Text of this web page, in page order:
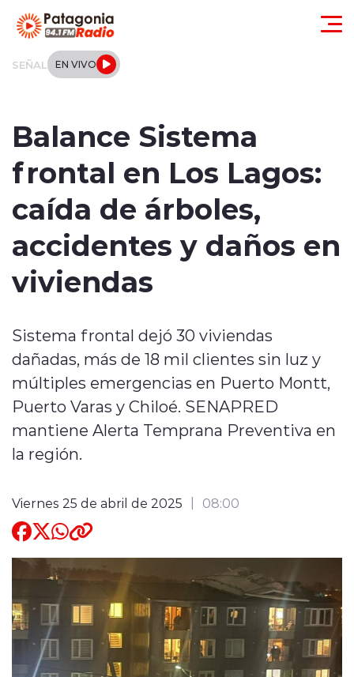
SEÑAL EN VIVO
Tendencias
Internacional
Entrevistas
Quienes Somos
modo claro
Balance Sistema
frontal en Los Lagos:
caída de árboles,
accidentes y daños en
viviendas
Sistema frontal dejó 30 viviendas
dañadas, más de 18 mil clientes sin luz y
múltiples emergencias en Puerto Montt,
Puerto Varas y Chiloé. SENAPRED
mantiene Alerta Temprana Preventiva en
la región.
Viernes 25 de abril de 2025 08:00